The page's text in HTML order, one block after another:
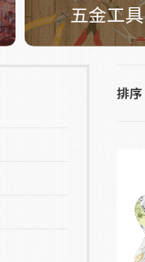
五金工具
排序